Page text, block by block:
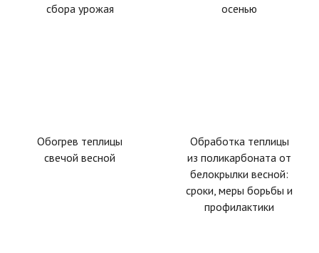
сбора урожая
осенью
Обогрев теплицы
свечой весной
Обработка теплицы
из поликарбоната от
белокрылки весной:
сроки, меры борьбы и
профилактики